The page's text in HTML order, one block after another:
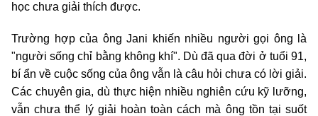
học chưa giải thích được.
Trường hợp của ông Jani khiến nhiều người gọi ông là
"người sống chỉ bằng không khí". Dù đã qua đời ở tuổi 91,
bí ẩn về cuộc sống của ông vẫn là câu hỏi chưa có lời giải.
Các chuyên gia, dù thực hiện nhiều nghiên cứu kỹ lưỡng,
vẫn chưa thể lý giải hoàn toàn cách mà ông tồn tại suốt